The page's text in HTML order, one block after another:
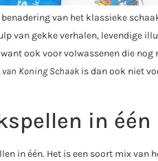
van het klassieke
van gekke verhalen, levendige
ook voor volwassenen die nog
van Koning Schaak is dan ook niet
in één
in één. Het is een soort mix van